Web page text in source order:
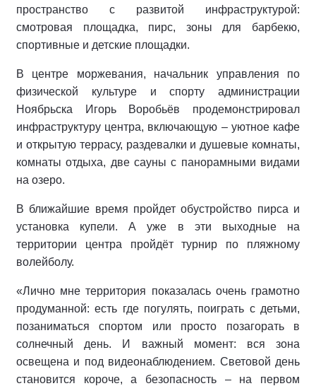
пространство с развитой инфраструктурой:
смотровая площадка, пирс, зоны для барбекю,
спортивные и детские площадки.
В центре моржевания, начальник управления по
физической культуре и спорту администрации
Ноябрьска Игорь Воробьёв продемонстрировал
инфраструктуру центра, включающую – уютное кафе
и открытую террасу, раздевалки и душевые комнаты,
комнаты отдыха, две сауны с панорамными видами
на озеро.
В ближайшие время пройдет обустройство пирса и
установка купели. А уже в эти выходные на
территории центра пройдёт турнир по пляжному
волейболу.
«Лично мне территория показалась очень грамотно
продуманной: есть где погулять, поиграть с детьми,
позаниматься спортом или просто позагорать в
солнечный день. И важный момент: вся зона
освещена и под видеонаблюдением. Световой день
становится короче, а безопасность – на первом